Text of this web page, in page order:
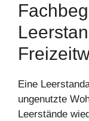
Eine
ungenutzte
Leerstände